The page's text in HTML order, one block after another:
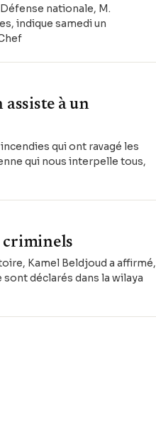
nationale, M.
indique samedi un
à un
qui ont ravagé les
qui nous interpelle tous,
criminels
Kamel Beldjoud a affirmé,
déclarés dans la wilaya